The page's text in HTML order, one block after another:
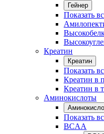
Гейнер
Показать
Креатин
Креатин
Показать
Креатин в
Креатин в
Аминокислоты
Показать
BCAA